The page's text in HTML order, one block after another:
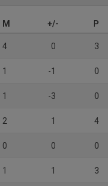
M +/- P
4 0 3
1 -1 0
1 -3 0
2 1 4
0 0 0
1 1 3